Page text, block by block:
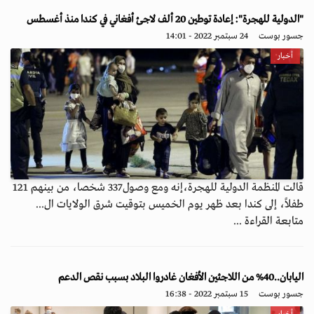
"الدولية للهجرة": إعادة توطين 20 ألف لاجئ أفغاني في كندا منذ أغسطس
جسور بوست 24 سبتمبر 2022 - 14:01
أخبار
قالت المنظمة الدولية للهجرة،إنه ومع وصول337 شخصا، من بينهم 121
طفلاً، إلى كندا بعد ظهر يوم الخميس بتوقيت شرق الولايات ال...
متابعة القراءة ...
اليابان..40% من اللاجئين الأفغان غادروا البلاد بسبب نقص الدعم
جسور بوست 15 سبتمبر 2022 - 16:38